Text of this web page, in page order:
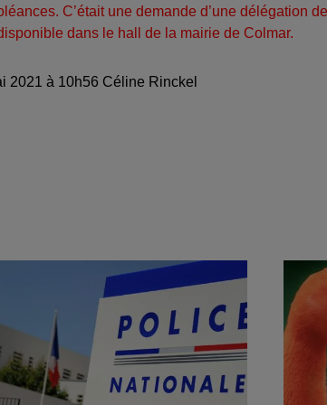
C’était une demande d’une délégation
dans le hall de la mairie de Colmar.
2021 à 10h56 Céline Rinckel